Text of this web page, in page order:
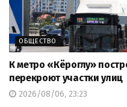
ОБЩЕСТВО
К метро «Кёроглу»
перекроют участки улиц
2026/08/06, 23:23